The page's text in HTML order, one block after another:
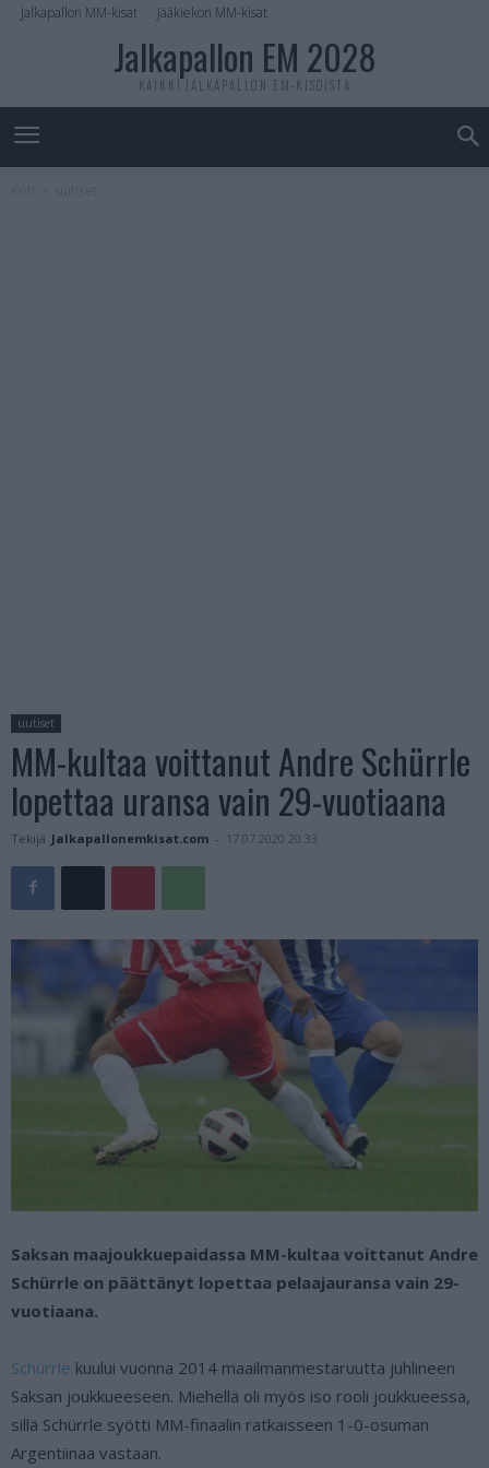
Jalkapallon MM-kisat Jääkiekon MM-kisat
Jalkapallon EM 2028
KAIKKI JALKAPALLON EM-KISOISTA
uutiset
MM-kultaa voittanut Andre Schürrle
lopettaa uransa vain 29-vuotiaana
Tekijä Jalkapallonemkisat.com - 17.07.2020 20:33
Saksan maajoukkuepaidassa MM-kultaa voittanut Andre
Schürrle on päättänyt lopettaa pelaajauransa vain 29-
vuotiaana.
Schürrle kuului vuonna 2014 maailmanmestaruutta juhlineen
Saksan joukkueeseen. Miehellä oli myös iso rooli joukkueessa,
sillä Schürrle syötti MM-finaalin ratkaisseen 1-0-osuman
Argentiinaa vastaan.